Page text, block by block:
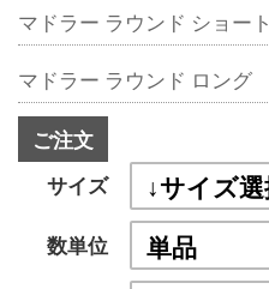
マドラー ラウンド ショート
マドラー ラウンド ロング
ご注文
サイズ
数単位